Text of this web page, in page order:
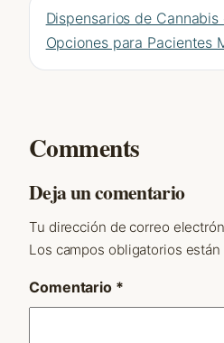
Dispensarios de Cannabis
Opciones para Pacientes
Comments
Deja un comentario
Tu dirección de correo
Los campos obligatorios están
Comentario *